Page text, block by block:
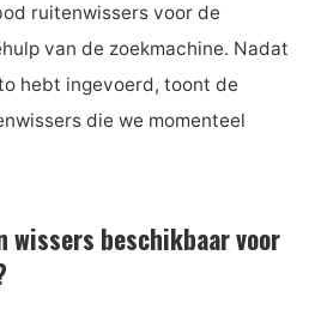
ruitenwissers voor de
van de zoekmachine. Nadat
hebt ingevoerd, toont de
die we momenteel
wissers beschikbaar voor